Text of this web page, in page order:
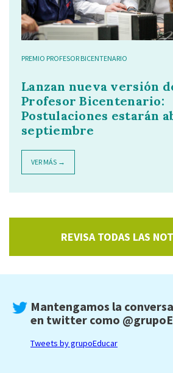
PREMIO PROFESOR BICENTENARIO
Lanzan nueva versión
Profesor Bicentenario:
Postulaciones estarán
septiembre
VER MÁS →
REVISA TODAS LAS
Mantengamos la
en twitter como
Tweets by grupoEducar